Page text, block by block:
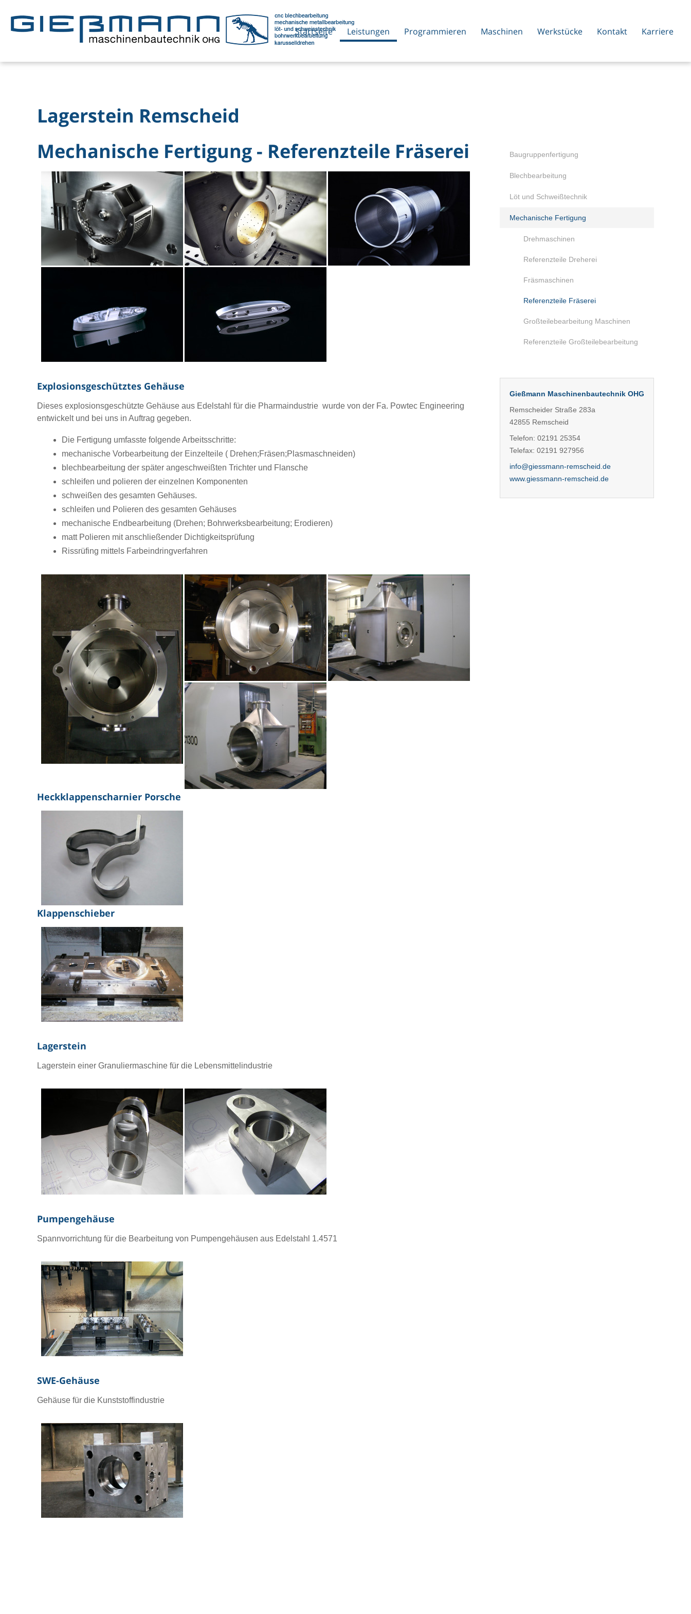
Startseite Leistungen Programmieren Maschinen Werkstücke Kontakt Karriere
Baugruppenfertigung
Blechbearbeitung
Löt und Schweißtechnik
Mechanische Fertigung
Drehmaschinen
Referenzteile Dreherei
Fräsmaschinen
Referenzteile Fräserei
Großteilebearbeitung Maschinen
Referenzteile Großteilebearbeitung
Gießmann Maschinenbautechnik OHG
Remscheider Straße 283a
42855 Remscheid
Telefon: 02191 25354
Telefax: 02191 927956
info@giessmann-remscheid.de
www.giessmann-remscheid.de
Lagerstein Remscheid
Mechanische Fertigung - Referenzteile Fräserei
Explosionsgeschütztes Gehäuse
Dieses explosionsgeschützte Gehäuse aus Edelstahl für die Pharmaindustrie wurde von der Fa. Powtec Engineering
entwickelt und bei uns in Auftrag gegeben.
Die Fertigung umfasste folgende Arbeitsschritte:
mechanische Vorbearbeitung der Einzelteile ( Drehen;Fräsen;Plasmaschneiden)
blechbearbeitung der später angeschweißten Trichter und Flansche
schleifen und polieren der einzelnen Komponenten
schweißen des gesamten Gehäuses.
schleifen und Polieren des gesamten Gehäuses
mechanische Endbearbeitung (Drehen; Bohrwerksbearbeitung; Erodieren)
matt Polieren mit anschließender Dichtigkeitsprüfung
Rissrüfing mittels Farbeindringverfahren
Heckklappenscharnier Porsche
Klappenschieber
Lagerstein
Lagerstein einer Granuliermaschine für die Lebensmittelindustrie
Pumpengehäuse
Spannvorrichtung für die Bearbeitung von Pumpengehäusen aus Edelstahl 1.4571
SWE-Gehäuse
Gehäuse für die Kunststoffindustrie